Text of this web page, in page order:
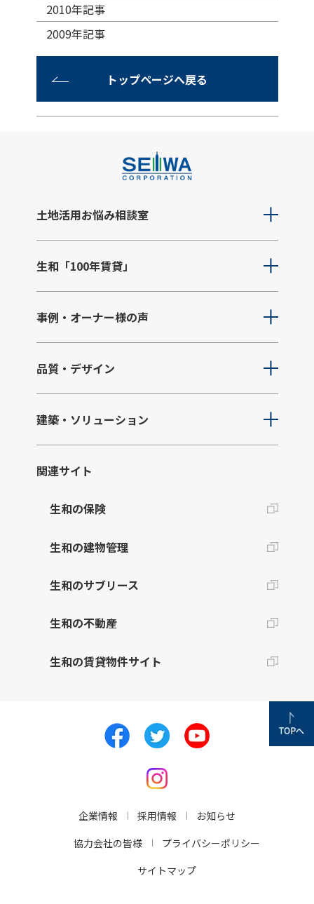
2010年記事
2009年記事
トップページへ戻る
土地活用お悩み相談室
生和「100年賃貸」
事例・オーナー様の声
品質・デザイン
建築・ソリューション
関連サイト
生和の保険
生和の建物管理
生和のサブリース
生和の不動産
生和の賃貸物件サイト
企業情報 採用情報
お知らせ
協力会社の皆様
プライバシーポリシー
サイトマップ